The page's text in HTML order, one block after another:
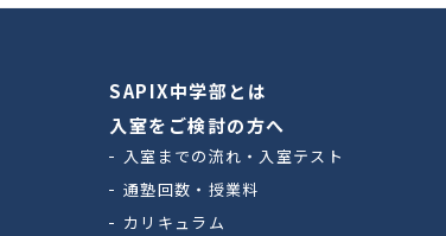
SAPIX中学部とは
入室をご検討の方へ
入室までの流れ・入室テスト
通塾回数・授業料
カリキュラム